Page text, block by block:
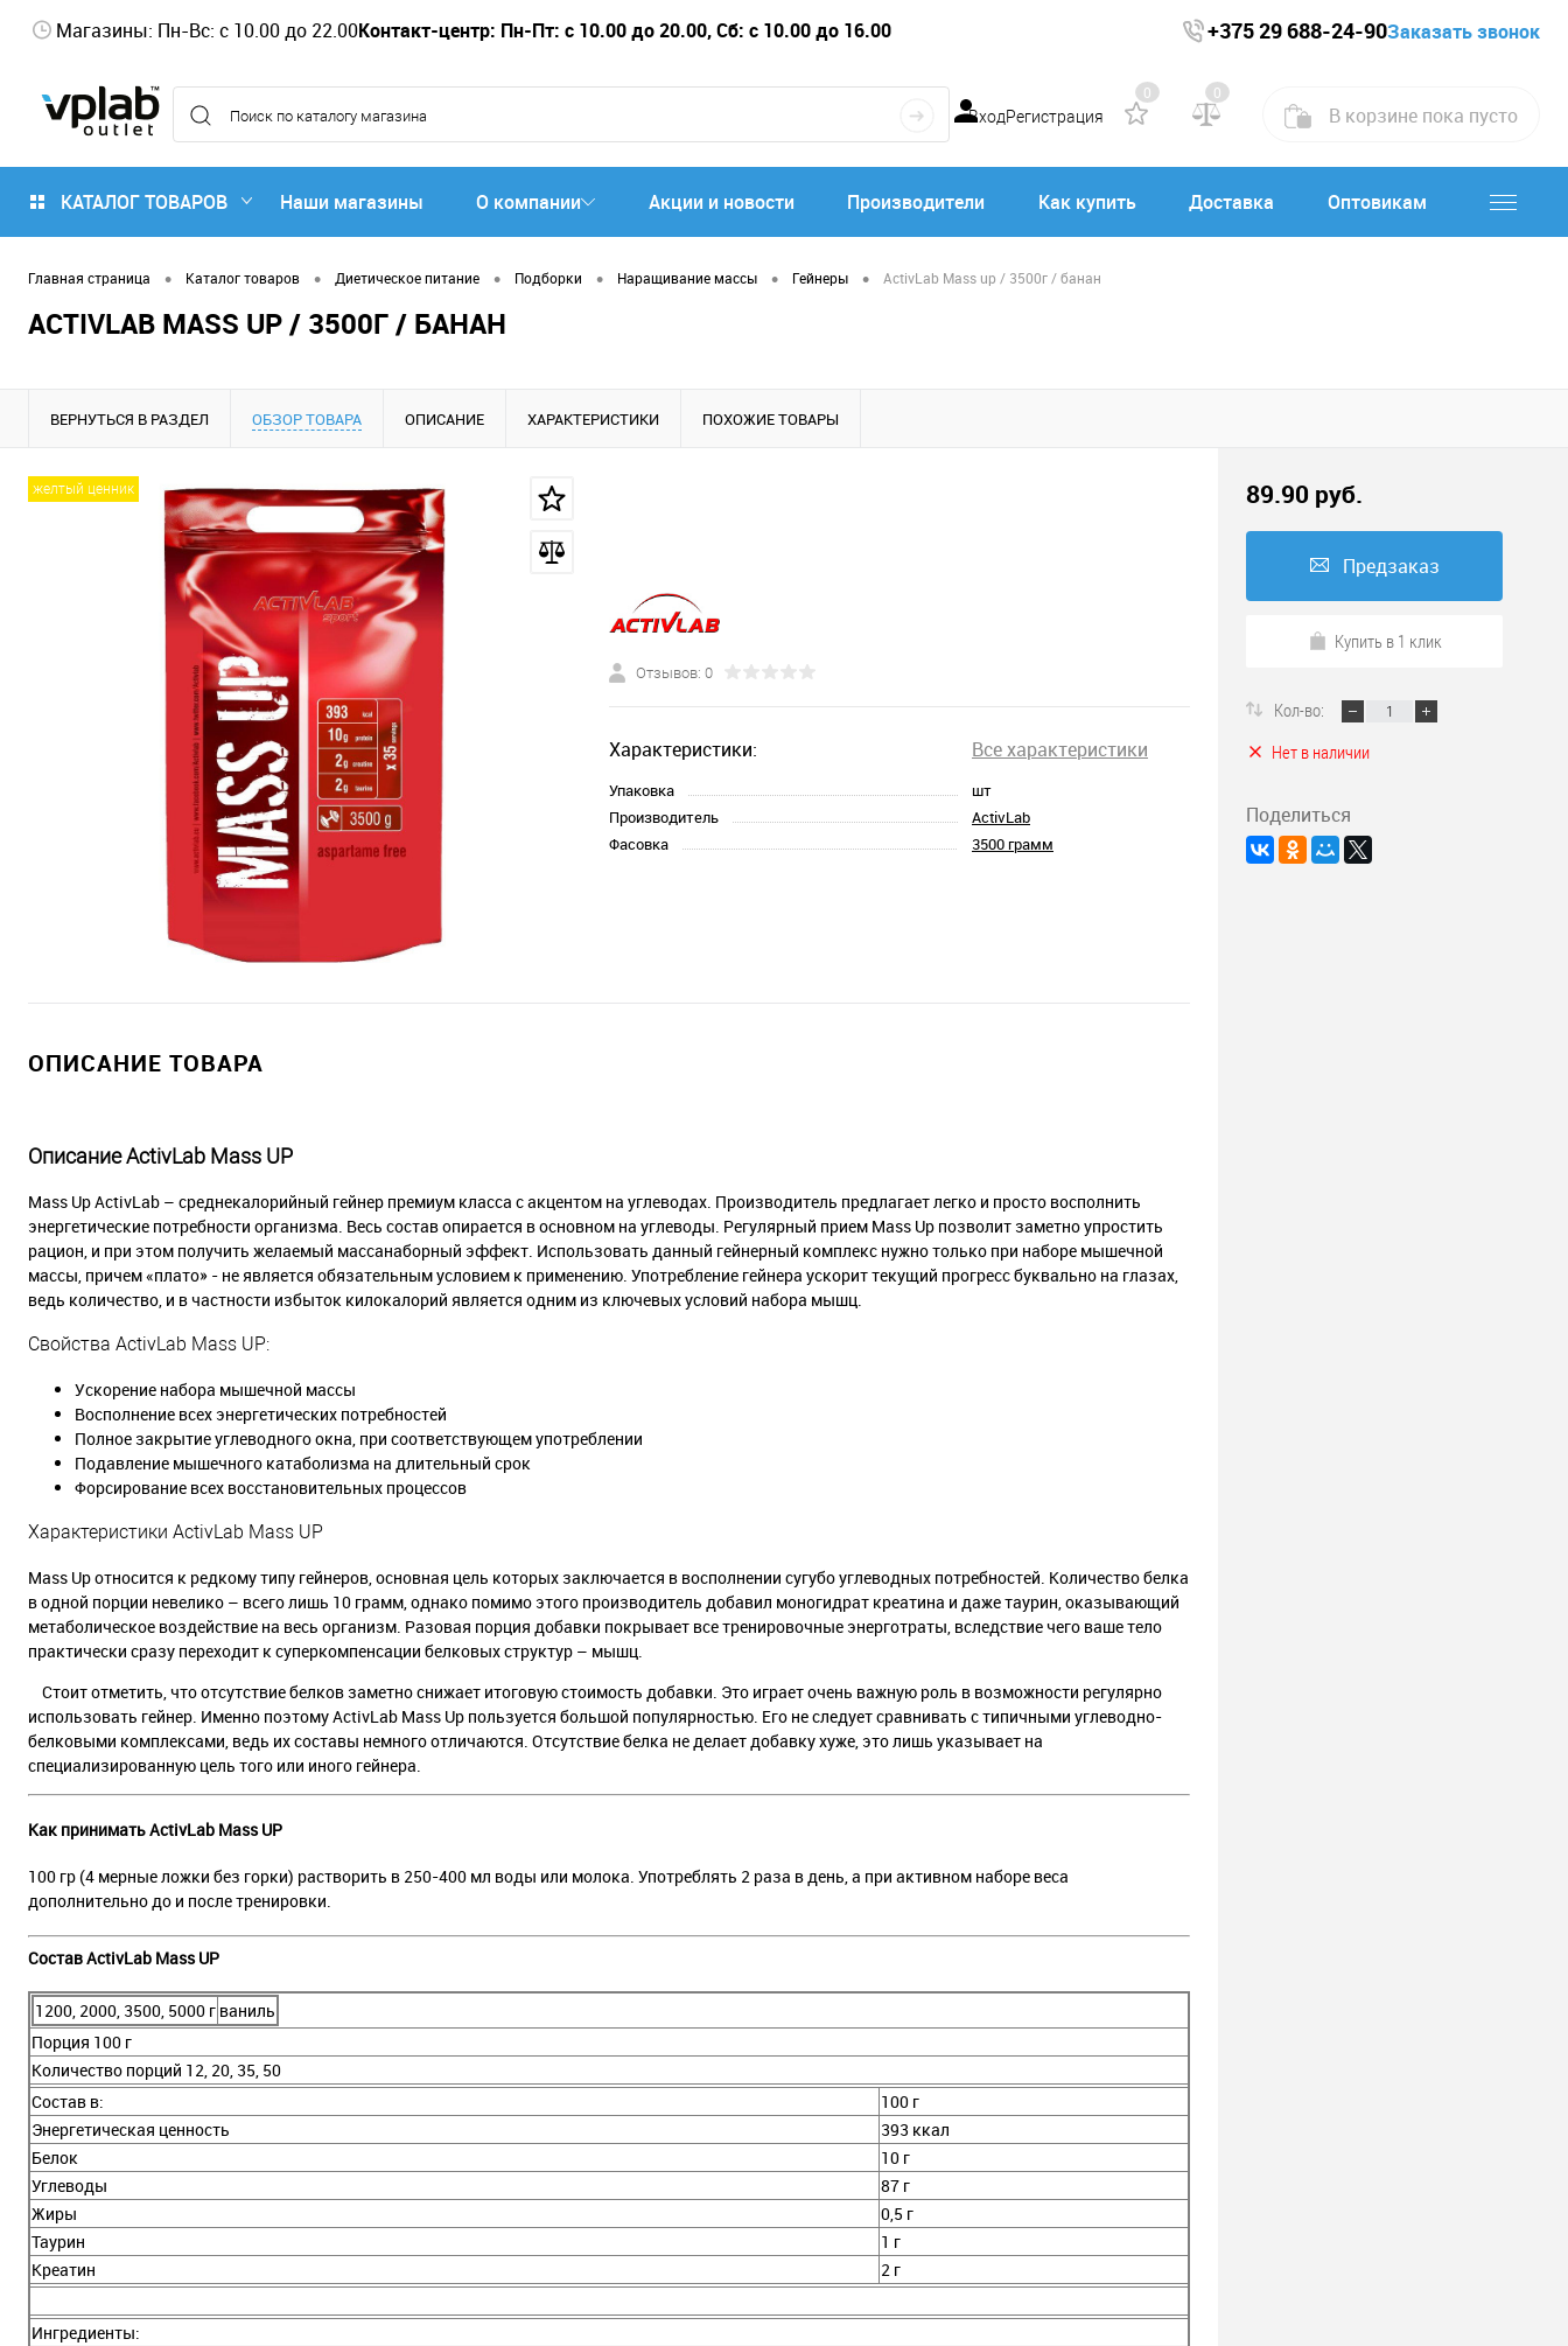
Магазины: Пн-Вс: с 10.00 до 22.00Контакт-центр: Пн-Пт: с 10.00 до 20.00, Сб: с 10.00 до 16.00 +375 29 688-24-90Заказать звонок
ВходРегистрация
0 0
В корзине пока пусто
КАТАЛОГ ТОВАРОВ Наши магазины О компании Акции и новости Производители Как купить Доставка Оптовикам
Главная страница • Каталог товаров • Диетическое питание • Подборки • Наращивание массы • Гейнеры • ActivLab Mass up / 3500г / банан
ACTIVLAB MASS UP / 3500Г / БАНАН
ВЕРНУТЬСЯ В РАЗДЕЛ ОБЗОР ТОВАРА ОПИСАНИЕ ХАРАКТЕРИСТИКИ ПОХОЖИЕ ТОВАРЫ
желтый ценник
Отзывов: 0
Характеристики: Все характеристики
Упаковка
шт
Производитель
ActivLab
Фасовка
3500 грамм
ОПИСАНИЕ ТОВАРА
Описание ActivLab Mass UP
Mass Up ActivLab – среднекалорийный гейнер премиум класса с акцентом на углеводах. Производитель предлагает легко и просто восполнить
энергетические потребности организма. Весь состав опирается в основном на углеводы. Регулярный прием Mass Up позволит заметно упростить
рацион, и при этом получить желаемый массанаборный эффект. Использовать данный гейнерный комплекс нужно только при наборе мышечной
массы, причем «плато» - не является обязательным условием к применению. Употребление гейнера ускорит текущий прогресс буквально на глазах,
ведь количество, и в частности избыток килокалорий является одним из ключевых условий набора мышц.
Свойства ActivLab Mass UP:
Ускорение набора мышечной массы
Восполнение всех энергетических потребностей
Полное закрытие углеводного окна, при соответствующем употреблении
Подавление мышечного катаболизма на длительный срок
Форсирование всех восстановительных процессов
Характеристики ActivLab Mass UP
Mass Up относится к редкому типу гейнеров, основная цель которых заключается в восполнении сугубо углеводных потребностей. Количество белка
в одной порции невелико – всего лишь 10 грамм, однако помимо этого производитель добавил моногидрат креатина и даже таурин, оказывающий
метаболическое воздействие на весь организм. Разовая порция добавки покрывает все тренировочные энерготраты, вследствие чего ваше тело
практически сразу переходит к суперкомпенсации белковых структур – мышц.
Стоит отметить, что отсутствие белков заметно снижает итоговую стоимость добавки. Это играет очень важную роль в возможности регулярно
использовать гейнер. Именно поэтому ActivLab Mass Up пользуется большой популярностью. Его не следует сравнивать с типичными углеводно-
белковыми комплексами, ведь их составы немного отличаются. Отсутствие белка не делает добавку хуже, это лишь указывает на
специализированную цель того или иного гейнера.
Как принимать ActivLab Mass UP
100 гр (4 мерные ложки без горки) растворить в 250-400 мл воды или молока. Употреблять 2 раза в день, а при активном наборе веса
дополнительно до и после тренировки.
Состав ActivLab Mass UP
1200, 2000, 3500, 5000 г ваниль
Порция 100 г
Количество порций 12, 20, 35, 50
Состав в:
100 г
Энергетическая ценность
393 ккал
Белок
10 г
Углеводы
87 г
Жиры
0,5 г
Таурин
1 г
Креатин
2 г
Ингредиенты:
89.90 руб.
Предзаказ
Купить в 1 клик
Кол-во:
Нет в наличии
Поделиться